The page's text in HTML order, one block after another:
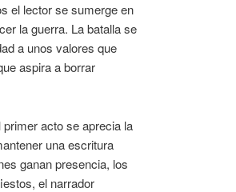
el lector se sumerge en
la guerra. La batalla se
a unos valores que
aspira a borrar
acto se aprecia la
una escritura
ganan presencia, los
el narrador